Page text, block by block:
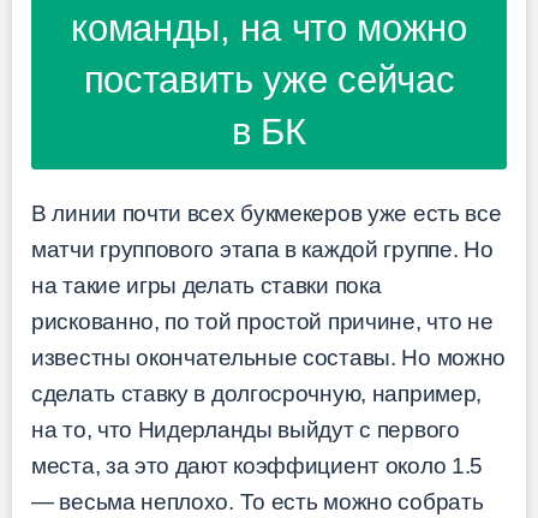
команды, на что можно
поставить уже сейчас
в БК
В линии почти всех букмекеров уже есть все
матчи группового этапа в каждой группе. Но
на такие игры делать ставки пока
рискованно, по той простой причине, что не
известны окончательные составы. Но можно
сделать ставку в долгосрочную, например,
на то, что Нидерланды выйдут с первого
места, за это дают коэффициент около 1.5
— весьма неплохо. То есть можно собрать